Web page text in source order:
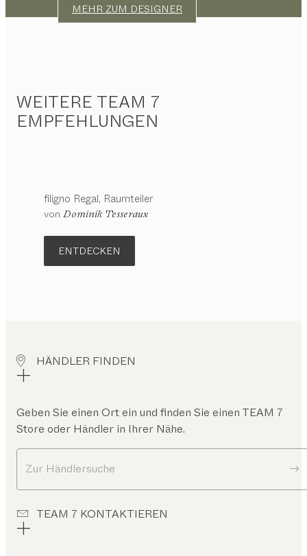
MEHR ZUM DESIGNER
WEITERE TEAM 7
EMPFEHLUNGEN
filigno Regal Raumteiler
von Dominik Tesseraux
ENTDECKEN
HÄNDLER FINDEN
Geben Sie einen Ort ein und finden Sie einen TEAM 7
Store oder Händler in Ihrer Nähe.
Zur Händlersuche
TEAM 7 KONTAKTIEREN